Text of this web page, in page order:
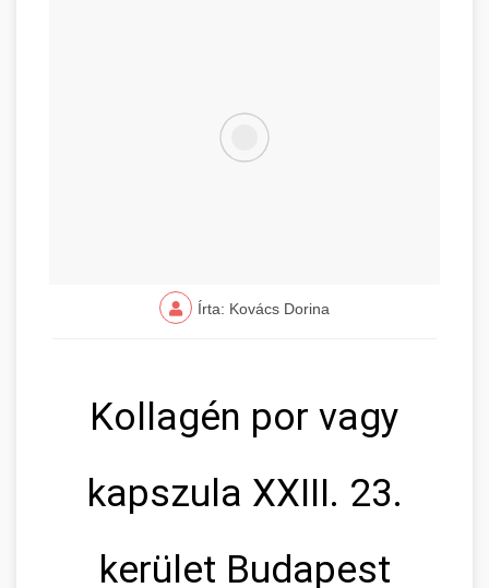
Írta: Kovács Dorina
Kollagén por vagy
kapszula XXIII. 23.
kerület Budapest